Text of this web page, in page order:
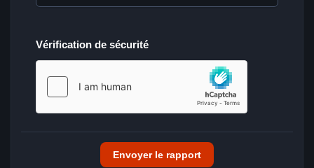
Vérification de sécurité
Envoyer le rapport